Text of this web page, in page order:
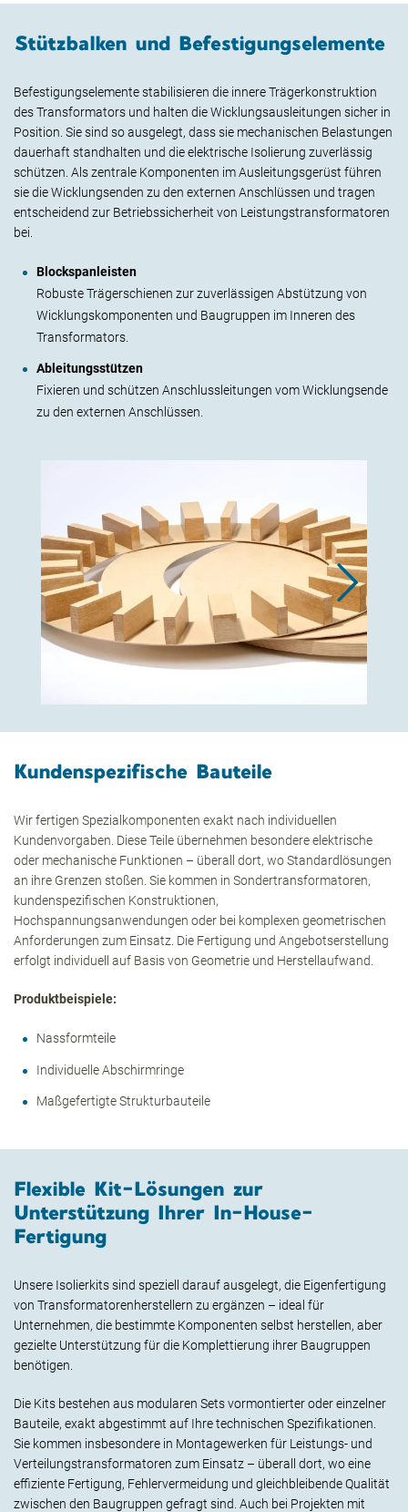
Stützbalken und Befestigungselemente
Befestigungselemente stabilisieren die innere Trägerkonstruktion
des Transformators und halten die Wicklungsausleitungen sicher in
Position. Sie sind so ausgelegt, dass sie mechanischen Belastungen
dauerhaft standhalten und die elektrische Isolierung zuverlässig
schützen. Als zentrale Komponenten im Ausleitungsgerüst führen
sie die Wicklungsenden zu den externen Anschlüssen und tragen
entscheidend zur Betriebssicherheit von Leistungstransformatoren
bei.
Blockspanleisten
Robuste Trägerschienen zur zuverlässigen Abstützung von
Wicklungskomponenten und Baugruppen im Inneren des
Transformators.
Ableitungsstützen
Fixieren und schützen Anschlussleitungen vom Wicklungsende
zu den externen Anschlüssen.
Kundenspezifische Bauteile
Wir fertigen Spezialkomponenten exakt nach individuellen
Kundenvorgaben. Diese Teile übernehmen besondere elektrische
oder mechanische Funktionen – überall dort, wo Standardlösungen
an ihre Grenzen stoßen. Sie kommen in Sondertransformatoren,
kundenspezifischen Konstruktionen,
Hochspannungsanwendungen oder bei komplexen geometrischen
Anforderungen zum Einsatz. Die Fertigung und Angebotserstellung
erfolgt individuell auf Basis von Geometrie und Herstellaufwand.
Produktbeispiele:
Nassformteile
Individuelle Abschirmringe
Maßgefertigte Strukturbauteile
Flexible Kit-Lösungen zur
Unterstützung Ihrer In-House-
Fertigung
Unsere Isolierkits sind speziell darauf ausgelegt, die Eigenfertigung
von Transformatorenherstellern zu ergänzen – ideal für
Unternehmen, die bestimmte Komponenten selbst herstellen, aber
gezielte Unterstützung für die Komplettierung ihrer Baugruppen
benötigen.
Die Kits bestehen aus modularen Sets vormontierter oder einzelner
Bauteile, exakt abgestimmt auf Ihre technischen Spezifikationen.
Sie kommen insbesondere in Montagewerken für Leistungs- und
Verteilungstransformatoren zum Einsatz – überall dort, wo eine
effiziente Fertigung, Fehlervermeidung und gleichbleibende Qualität
zwischen den Baugruppen gefragt sind. Auch bei Projekten mit